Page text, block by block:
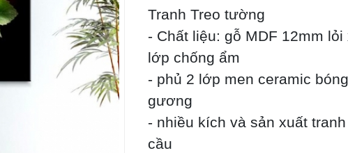
Tranh Treo tường
- Chất liệu: gỗ MDF 12mm lỏi
lớp chống ẩm
- phủ 2 lớp men ceramic
gương
- nhiều kích và sản xuất
cầu